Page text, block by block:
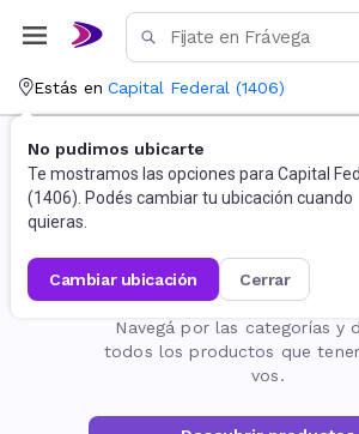
Estás en Capital Federal (1406)
No pudimos ubicarte
Te mostramos las opciones para Capital
(1406). Podés cambiar tu ubicación cuando
quieras.
cambiar ubicación cerrar
La página no
Navegá por las categorías y
todos los productos que
vos.